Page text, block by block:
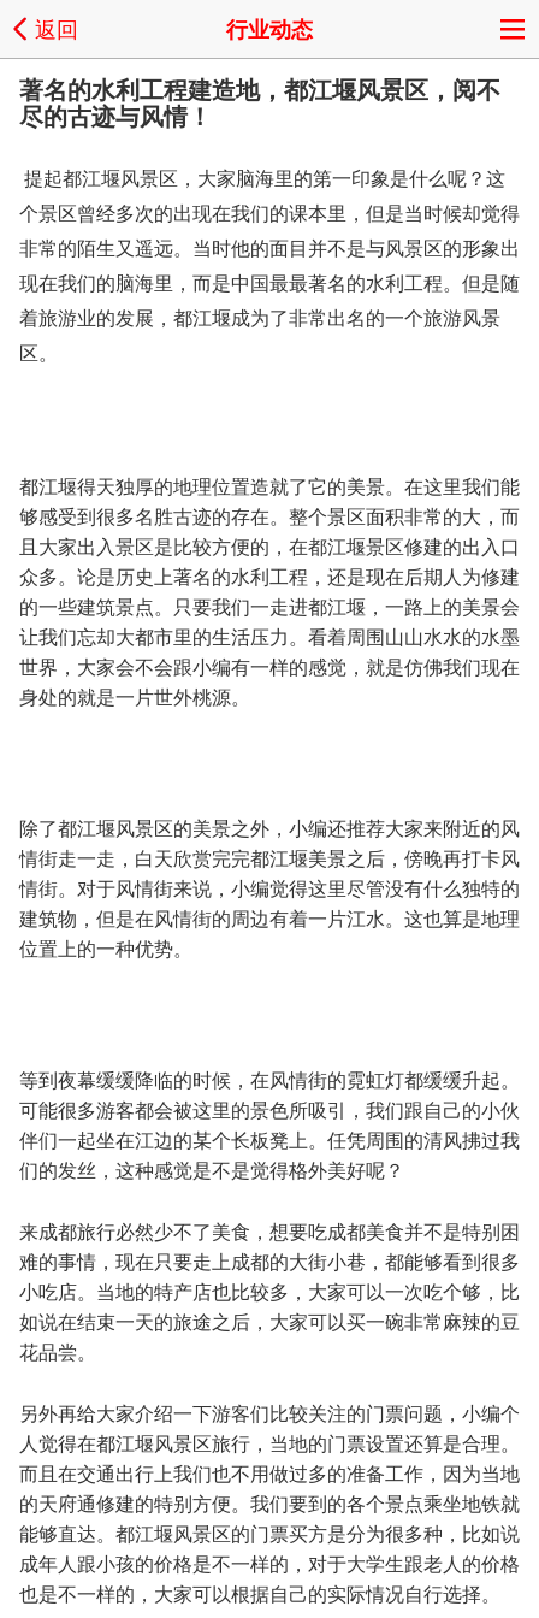
返回 行业动态
著名的水利工程建造地，都江堰风景区，阅不
尽的古迹与风情！
提起都江堰风景区，大家脑海里的第一印象是什么呢？这
个景区曾经多次的出现在我们的课本里，但是当时候却觉得
非常的陌生又遥远。当时他的面目并不是与风景区的形象出
现在我们的脑海里，而是中国最最著名的水利工程。但是随
着旅游业的发展，都江堰成为了非常出名的一个旅游风景
区。
都江堰得天独厚的地理位置造就了它的美景。在这里我们能
够感受到很多名胜古迹的存在。整个景区面积非常的大，而
且大家出入景区是比较方便的，在都江堰景区修建的出入口
众多。论是历史上著名的水利工程，还是现在后期人为修建
的一些建筑景点。只要我们一走进都江堰，一路上的美景会
让我们忘却大都市里的生活压力。看着周围山山水水的水墨
世界，大家会不会跟小编有一样的感觉，就是仿佛我们现在
身处的就是一片世外桃源。
除了都江堰风景区的美景之外，小编还推荐大家来附近的风
情街走一走，白天欣赏完完都江堰美景之后，傍晚再打卡风
情街。对于风情街来说，小编觉得这里尽管没有什么独特的
建筑物，但是在风情街的周边有着一片江水。这也算是地理
位置上的一种优势。
等到夜幕缓缓降临的时候，在风情街的霓虹灯都缓缓升起。
可能很多游客都会被这里的景色所吸引，我们跟自己的小伙
伴们一起坐在江边的某个长板凳上。任凭周围的清风拂过我
们的发丝，这种感觉是不是觉得格外美好呢？
来成都旅行必然少不了美食，想要吃成都美食并不是特别困
难的事情，现在只要走上成都的大街小巷，都能够看到很多
小吃店。当地的特产店也比较多，大家可以一次吃个够，比
如说在结束一天的旅途之后，大家可以买一碗非常麻辣的豆
花品尝。
另外再给大家介绍一下游客们比较关注的门票问题，小编个
人觉得在都江堰风景区旅行，当地的门票设置还算是合理。
而且在交通出行上我们也不用做过多的准备工作，因为当地
的天府通修建的特别方便。我们要到的各个景点乘坐地铁就
能够直达。都江堰风景区的门票买方是分为很多种，比如说
成年人跟小孩的价格是不一样的，对于大学生跟老人的价格
也是不一样的，大家可以根据自己的实际情况自行选择。